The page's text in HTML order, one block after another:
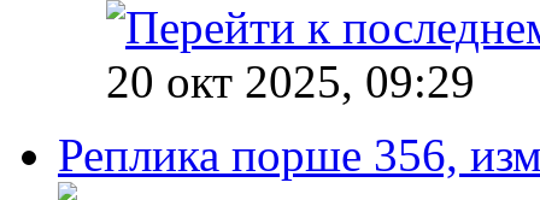
20 окт 2025, 09:29
Реплика порше 356,